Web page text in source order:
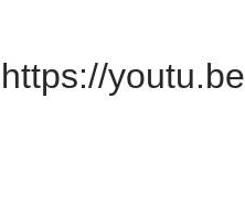
https://